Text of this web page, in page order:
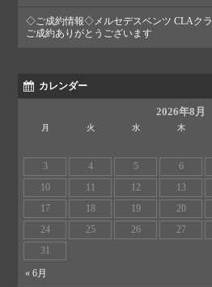
◇ご成約情報◇メルセデスベンツ CLAク
ご成約ありがとうございます
カレンダー
2026年8月
月 火 水 木
3
4 5 6
10
11 12 13
17
18 19 20
24
25 26 27
31
« 6月